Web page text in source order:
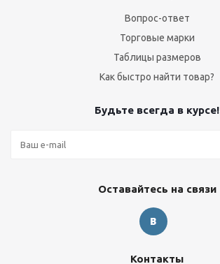
Вопрос-ответ
Торговые марки
Таблицы размеров
Как быстро найти товар?
Будьте всегда в курсе!
Оставайтесь на связи
Контакты